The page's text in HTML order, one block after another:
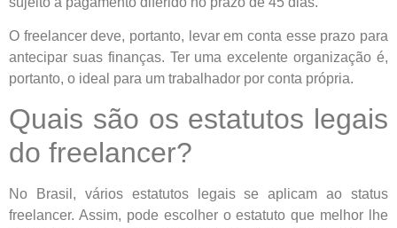
O freelancer deve, portanto, levar em conta esse prazo para
antecipar suas finanças. Ter uma excelente organização é,
portanto, o ideal para um trabalhador por conta própria.
Quais são os estatutos legais
do freelancer?
No Brasil, vários estatutos legais se aplicam ao status
freelancer. Assim, pode escolher o estatuto que melhor lhe